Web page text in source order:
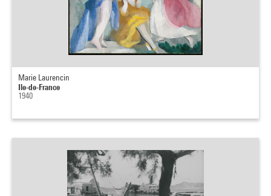
Marie Laurencin
Ile-de-France
1940